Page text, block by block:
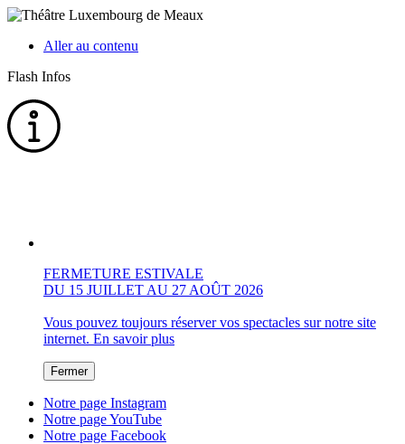
Aller au contenu
Flash Infos
FERMETURE ESTIVALE
DU 15 JUILLET AU 27 AOÛT 2026
Vous pouvez toujours réserver vos spectacles sur notre site
internet. En savoir plus
Fermer
Notre page Instagram
Notre page YouTube
Notre page Facebook